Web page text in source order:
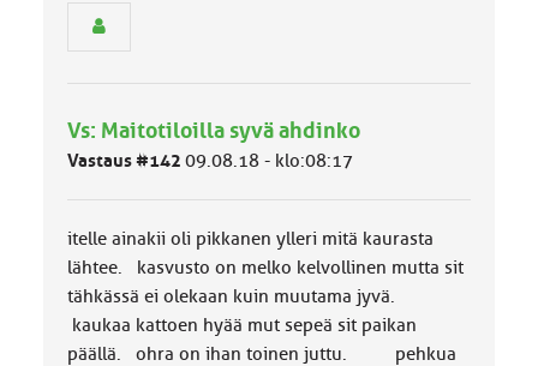
m
ä
k
k
a
Vs: Maitotiloilla syvä ahdinko
Vastaus #142 09.08.18 - klo:08:17
itelle ainakii oli pikkanen ylleri mitä kaurasta
lähtee. kasvusto on melko kelvollinen mutta sit
tähkässä ei olekaan kuin muutama jyvä.
kaukaa kattoen hyää mut sepeä sit paikan
päällä. ohra on ihan toinen juttu. pehkua